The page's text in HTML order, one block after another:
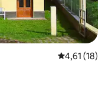
Évaluation
4,61 (18)